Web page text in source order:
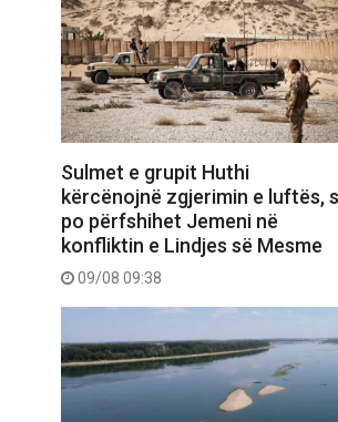
Sulmet e grupit Huthi
kërcënojnë zgjerimin e luftës,
po përfshihet Jemeni në
konfliktin e Lindjes së Mesme
09/08 09:38